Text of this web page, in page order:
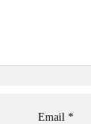
Email *